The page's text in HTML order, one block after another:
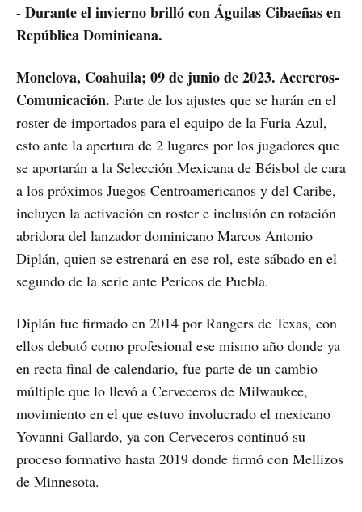
- Durante el invierno brilló con Águilas Cibaeñas en
República Dominicana.
Monclova, Coahuila; 09 de junio de 2023. Acereros-
Comunicación. Parte de los ajustes que se harán en el
roster de importados para el equipo de la Furia Azul,
esto ante la apertura de 2 lugares por los jugadores que
se aportarán a la Selección Mexicana de Béisbol de cara
a los próximos Juegos Centroamericanos y del Caribe,
incluyen la activación en roster e inclusión en rotación
abridora del lanzador dominicano Marcos Antonio
Diplán, quien se estrenará en ese rol, este sábado en el
segundo de la serie ante Pericos de Puebla.
Diplán fue firmado en 2014 por Rangers de Texas, con
ellos debutó como profesional ese mismo año donde ya
en recta final de calendario, fue parte de un cambio
múltiple que lo llevó a Cerveceros de Milwaukee,
movimiento en el que estuvo involucrado el mexicano
Yovanni Gallardo, ya con Cerveceros continuó su
proceso formativo hasta 2019 donde firmó con Mellizos
de Minnesota.